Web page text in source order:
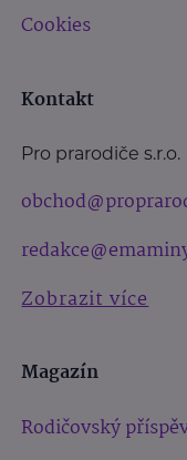
Cookies
Kontakt
Pro prarodiče s.r.o.
Zobrazit více
Magazín
Rodičovský